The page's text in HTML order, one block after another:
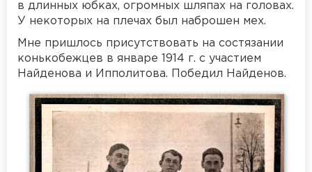
в длинных юбках, огромных шляпах на головах.
У некоторых на плечах был наброшен мех.
Мне пришлось присутствовать на состязании
конькобежцев в январе 1914 г. с участием
Найденова и Ипполитова. Победил Найденов.